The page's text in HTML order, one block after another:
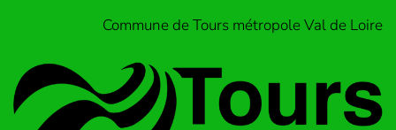
Commune de Tours métropole Val de Loire